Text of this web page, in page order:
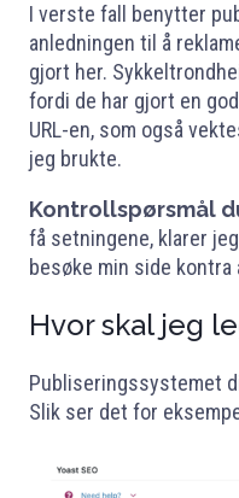
I verste fall benytter
anledningen til å
gjort her.
fordi de har gjort en
URL-en, som også
jeg brukte.
Kontrollspørsmål
få setningene, klarer
besøke min side kontra
Hvor skal jeg
Publiseringssystemet
Slik ser det for